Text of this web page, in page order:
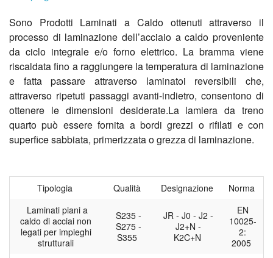
Sono Prodotti Laminati a Caldo ottenuti attraverso il
processo di laminazione dell’acciaio a caldo proveniente
da ciclo integrale e/o forno elettrico. La bramma viene
riscaldata fino a raggiungere la temperatura di laminazione
e fatta passare attraverso laminatoi reversibili che,
attraverso ripetuti passaggi avanti-indietro, consentono di
ottenere le dimensioni desiderate.La lamiera da treno
quarto può essere fornita a bordi grezzi o rifilati e con
superfice sabbiata, primerizzata o grezza di laminazione.
Tipologia Qualità Designazione
Norma
Laminati piani a
caldo di acciai non
legati per impieghi
strutturali
S235 -
S275 -
S355
JR - J0 - J2 -
J2+N -
K2C+N
EN
10025-
2:
2005